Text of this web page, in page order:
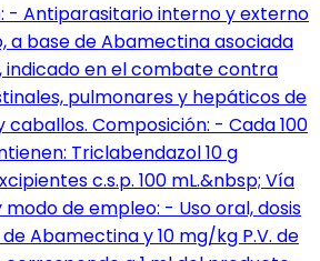
- Antiparasitario interno y externo
a base de Abamectina asociada
indicado en el combate contra
pulmonares y hepáticos de
caballos. Composición: - Cada 100
Triclabendazol 10 g
c.s.p. 100 mL.&nbsp; Vía
de empleo: - Uso oral, dosis
Abamectina y 10 mg/kg P.V. de